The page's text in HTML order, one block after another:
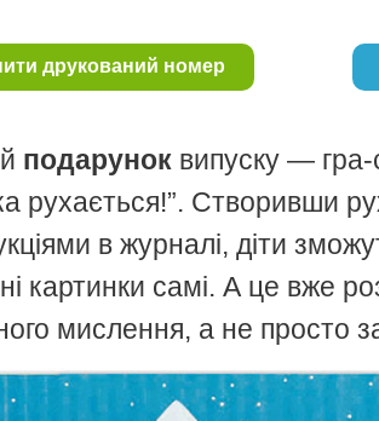
друкований номер
подарунок випуску —
рухається!”. Створивши
в журналі, діти
картинки самі. А це вже
мислення, а не просто